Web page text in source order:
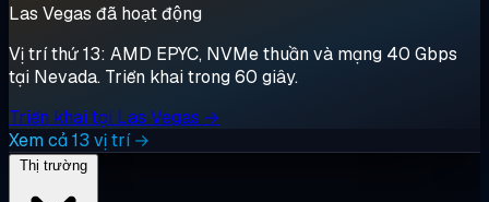
Las Vegas đã hoạt động
Vị trí thứ 13: AMD EPYC, NVMe thuần và mạng 40 Gbps
tại Nevada. Triển khai trong 60 giây.
Triển khai tại Las Vegas →
Xem cả 13 vị trí →